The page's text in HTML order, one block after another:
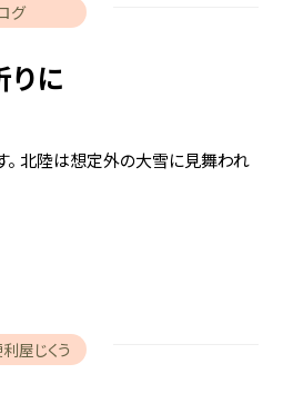
グ
に
。 北陸は想定外の大雪に見舞われ
屋じくう